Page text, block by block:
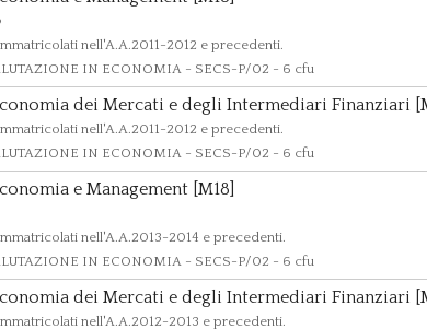
nell'A.A.2011-2012 e precedenti.
IN ECONOMIA - SECS-P/02 - 6 cfu
dei Mercati e degli Intermediari Finanziari
nell'A.A.2011-2012 e precedenti.
IN ECONOMIA - SECS-P/02 - 6 cfu
e Management [M18]
nell'A.A.2013-2014 e precedenti.
IN ECONOMIA - SECS-P/02 - 6 cfu
dei Mercati e degli Intermediari Finanziari
nell'A.A.2012-2013 e precedenti.